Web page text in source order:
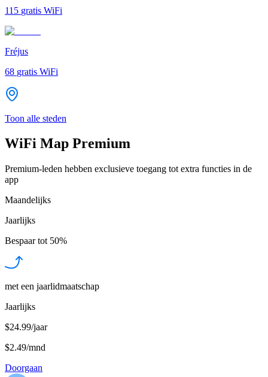
115 gratis WiFi
Fréjus
68 gratis WiFi
Toon alle steden
WiFi Map Premium
Premium-leden hebben exclusieve toegang tot extra functies in de
app
Maandelijks
Jaarlijks
Bespaar tot 50%
met een jaarlidmaatschap
Jaarlijks
$24.99/jaar
$2.49/mnd
Doorgaan